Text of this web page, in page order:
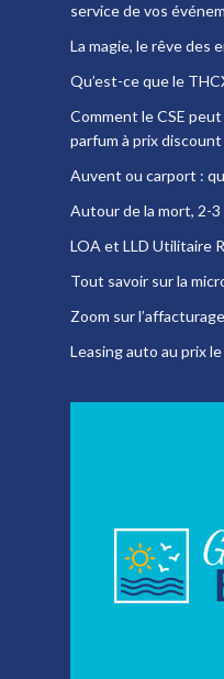
service de vos
La magie, le rêve des
Qu’est-ce que le
Comment le CSE
parfum à prix discount
Auvent ou carport :
Autour de la mort, 2-
LOA et LLD Utilitaire
Tout savoir sur la
Zoom sur l’affacturage
Leasing auto au prix